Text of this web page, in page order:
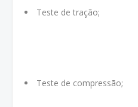
Teste de tração;
Teste de compressão;